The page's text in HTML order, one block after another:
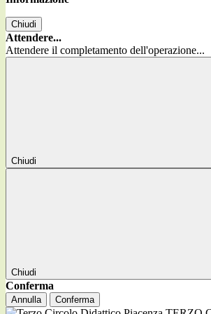
Chiudi
Attendere...
Attendere il completamento dell'operazione...
Chiudi
Chiudi
Conferma
Annulla Conferma